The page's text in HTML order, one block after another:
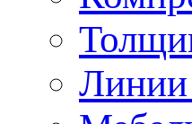
Линии